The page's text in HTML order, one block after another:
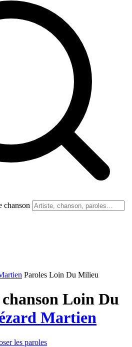
chanson
Paroles Loin Du Milieu
Loin Du
Martien
les paroles